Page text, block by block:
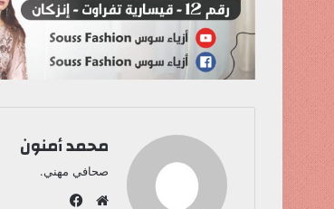
محمد أمنون
صحافي مهني.